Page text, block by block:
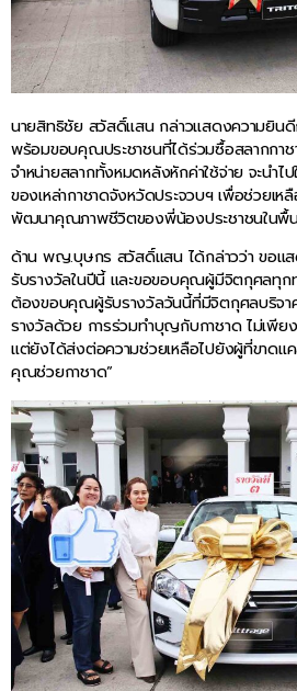
นายสิทธิชัย สวัสดิ์แสน กล่าวแสดงความยิน
พร้อมขอบคุณประชาชนที่ได้ร่วมซื้อสลากกาช
จำหน่ายสลากทั้งหมดหลังหักค่าใช้จ่าย จะนำ
ของเหล่ากาชาดจังหวัดประจวบฯ เพื่อช่วยเห
พัฒนาคุณภาพชีวิตของพี่น้องประชาชนในพื้
ด้าน พญ.บุษกร สวัสดิ์แสน ได้กล่าวว่า ขอแ
รับรางวัลในปีนี้ และขอขอบคุณผู้มีจิตกุศลทุ
ต้องขอบคุณผู้รับรางวัลวันนี้ที่มีจิตกุศลบริจา
รางวัลด้วย การร่วมทำบุญกับกาชาด ไม่เพีย
แต่ยังได้ส่งต่อความช่วยเหลือไปยังผู้ที่ขาด
คุณช่วยกาชาด”